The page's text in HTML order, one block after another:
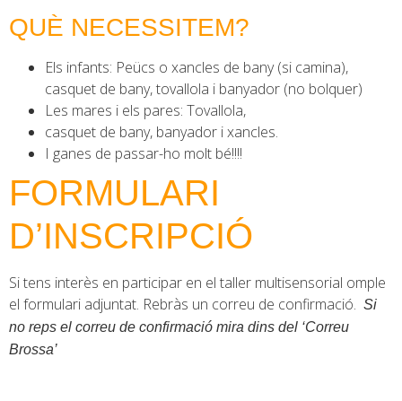
QUÈ NECESSITEM?
Els infants: Peücs o xancles de bany (si camina),
casquet de bany, tovallola i banyador (no bolquer)
Les mares i els pares: Tovallola,
casquet de bany, banyador i xancles.
I ganes de passar-ho molt bé!!!!
FORMULARI
D’INSCRIPCIÓ
Si tens interès en participar en el taller multisensorial omple
el formulari adjuntat. Rebràs un correu de confirmació. Si
no reps el correu de confirmació mira dins del ‘Correu
Brossa’